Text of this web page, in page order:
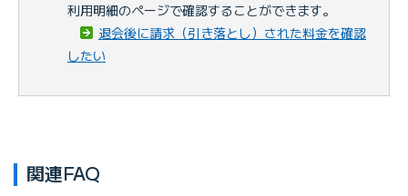
利用明細のページで確認することができます。
退会後に請求（引き落とし）された料金を確認
したい
関連FAQ